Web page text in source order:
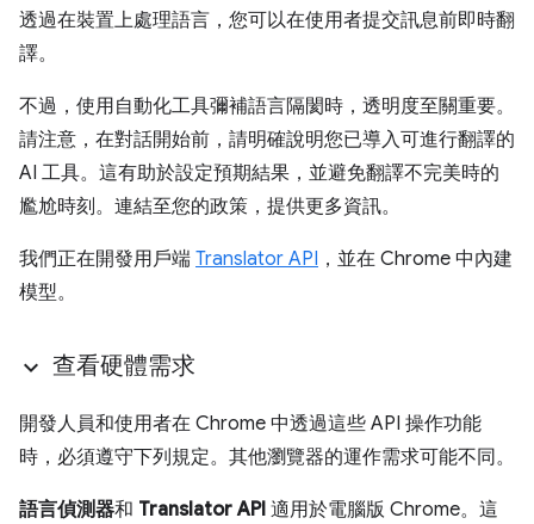
透過在裝置上處理語言，您可以在使用者提交訊息前即時翻
譯。
不過，使用自動化工具彌補語言隔閡時，透明度至關重要。
請注意，在對話開始前，請明確說明您已導入可進行翻譯的
AI 工具。這有助於設定預期結果，並避免翻譯不完美時的
尷尬時刻。連結至您的政策，提供更多資訊。
我們正在開發用戶端 Translator API ，並在 Chrome 中內建
模型。
查看硬體需求
開發人員和使用者在 Chrome 中透過這些 API 操作功能
時，必須遵守下列規定。其他瀏覽器的運作需求可能不同。
語言偵測器和 Translator API 適用於電腦版 Chrome。這